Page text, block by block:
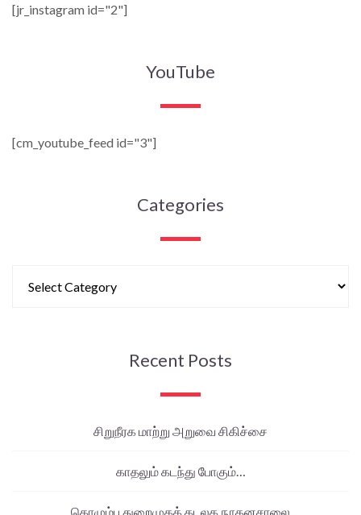
[jr_instagram id="2"]
YouTube
[cm_youtube_feed id="3"]
Categories
Recent Posts
சிறுநீரக மாற்று அறுவை சிகிச்சை
காதலும் கடந்து போகும்…
கொழும்பு துறைமுகக் கடலக நூதனசாலை